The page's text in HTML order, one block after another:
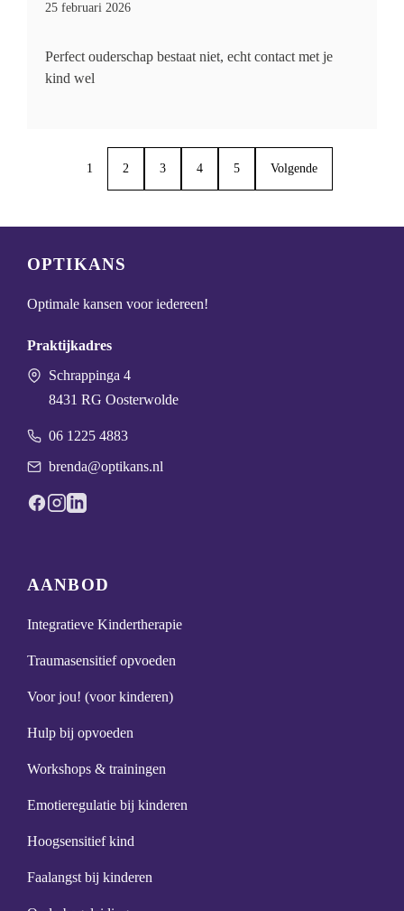
25 februari 2026
Perfect ouderschap bestaat niet, echt contact met je
kind wel
1 2 3 4 5 Volgende
OPTIKANS
Optimale kansen voor iedereen!
Praktijkadres
Schrappinga 4
8431 RG Oosterwolde
06 1225 4883
brenda@optikans.nl
AANBOD
Integratieve Kindertherapie
Traumasensitief opvoeden
Voor jou! (voor kinderen)
Hulp bij opvoeden
Workshops & trainingen
Emotieregulatie bij kinderen
Hoogsensitief kind
Faalangst bij kinderen